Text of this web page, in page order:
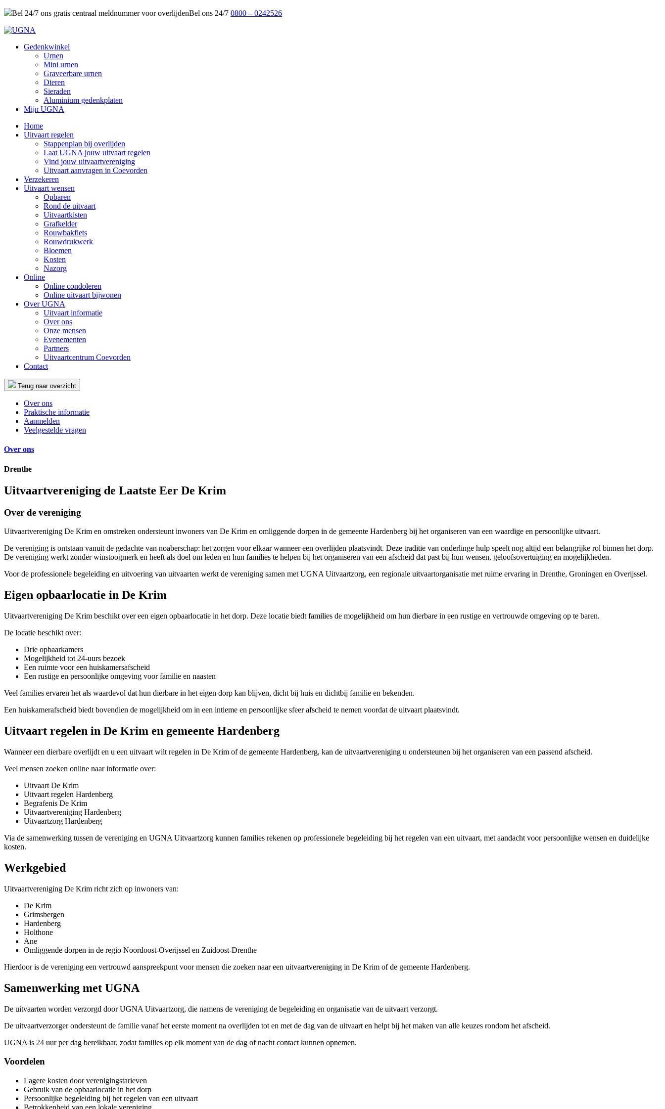
Bel 24/7 ons gratis centraal meldnummer voor overlijdenBel ons 24/7 0800 – 0242526
Gedenkwinkel
Urnen
Mini urnen
Graveerbare urnen
Dieren
Sieraden
Aluminium gedenkplaten
Mijn UGNA
Home
Uitvaart regelen
Stappenplan bij overlijden
Laat UGNA jouw uitvaart regelen
Vind jouw uitvaartvereniging
Uitvaart aanvragen in Coevorden
Verzekeren
Uitvaart wensen
Opbaren
Rond de uitvaart
Uitvaartkisten
Grafkelder
Rouwbakfiets
Rouwdrukwerk
Bloemen
Kosten
Nazorg
Online
Online condoleren
Online uitvaart bijwonen
Over UGNA
Uitvaart informatie
Over ons
Onze mensen
Evenementen
Partners
Uitvaartcentrum Coevorden
Contact
Terug naar overzicht
Over ons
Praktische informatie
Aanmelden
Veelgestelde vragen
Over ons
Drenthe
Uitvaartvereniging de Laatste Eer De Krim
Over de vereniging
Uitvaartvereniging De Krim en omstreken ondersteunt inwoners van De Krim en omliggende dorpen in de gemeente Hardenberg bij het organiseren van een waardige en persoonlijke uitvaart.
De vereniging is ontstaan vanuit de gedachte van noaberschap: het zorgen voor elkaar wanneer een overlijden plaatsvindt. Deze traditie van onderlinge hulp speelt nog altijd een belangrijke rol binnen het dorp.
De vereniging werkt zonder winstoogmerk en heeft als doel om leden en hun families te helpen bij het organiseren van een afscheid dat past bij hun wensen, geloofsovertuiging en mogelijkheden.
Voor de professionele begeleiding en uitvoering van uitvaarten werkt de vereniging samen met UGNA Uitvaartzorg, een regionale uitvaartorganisatie met ruime ervaring in Drenthe, Groningen en Overijssel.
Eigen opbaarlocatie in De Krim
Uitvaartvereniging De Krim beschikt over een eigen opbaarlocatie in het dorp. Deze locatie biedt families de mogelijkheid om hun dierbare in een rustige en vertrouwde omgeving op te baren.
De locatie beschikt over:
Drie opbaarkamers
Mogelijkheid tot 24-uurs bezoek
Een ruimte voor een huiskamersafscheid
Een rustige en persoonlijke omgeving voor familie en naasten
Veel families ervaren het als waardevol dat hun dierbare in het eigen dorp kan blijven, dicht bij huis en dichtbij familie en bekenden.
Een huiskamerafscheid biedt bovendien de mogelijkheid om in een intieme en persoonlijke sfeer afscheid te nemen voordat de uitvaart plaatsvindt.
Uitvaart regelen in De Krim en gemeente Hardenberg
Wanneer een dierbare overlijdt en u een uitvaart wilt regelen in De Krim of de gemeente Hardenberg, kan de uitvaartvereniging u ondersteunen bij het organiseren van een passend afscheid.
Veel mensen zoeken online naar informatie over:
Uitvaart De Krim
Uitvaart regelen Hardenberg
Begrafenis De Krim
Uitvaartvereniging Hardenberg
Uitvaartzorg Hardenberg
Via de samenwerking tussen de vereniging en UGNA Uitvaartzorg kunnen families rekenen op professionele begeleiding bij het regelen van een uitvaart, met aandacht voor persoonlijke wensen en duidelijke
kosten.
Werkgebied
Uitvaartvereniging De Krim richt zich op inwoners van:
De Krim
Grimsbergen
Hardenberg
Holthone
Ane
Omliggende dorpen in de regio Noordoost-Overijssel en Zuidoost-Drenthe
Hierdoor is de vereniging een vertrouwd aanspreekpunt voor mensen die zoeken naar een uitvaartvereniging in De Krim of de gemeente Hardenberg.
Samenwerking met UGNA
De uitvaarten worden verzorgd door UGNA Uitvaartzorg, die namens de vereniging de begeleiding en organisatie van de uitvaart verzorgt.
De uitvaartverzorger ondersteunt de familie vanaf het eerste moment na overlijden tot en met de dag van de uitvaart en helpt bij het maken van alle keuzes rondom het afscheid.
UGNA is 24 uur per dag bereikbaar, zodat families op elk moment van de dag of nacht contact kunnen opnemen.
Voordelen
Lagere kosten door verenigingstarieven
Gebruik van de opbaarlocatie in het dorp
Persoonlijke begeleiding bij het regelen van een uitvaart